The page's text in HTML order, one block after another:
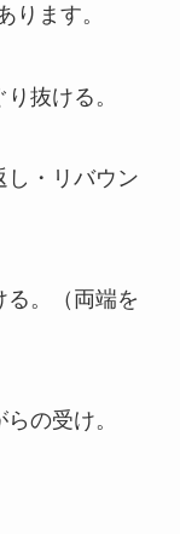
ります。
抜ける。
し・リバウン
る。（両端を
の受け。